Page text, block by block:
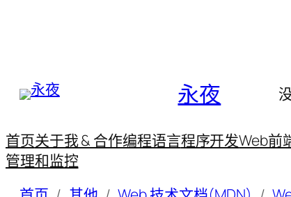
永夜
首页关于我 & 合作编程语言程序开发Web前
管理和监控